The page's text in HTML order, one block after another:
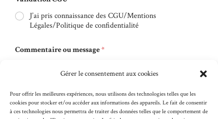
Gérer le consentement aux cookies
Pour offrir les meilleures expériences, nous utilisons des technologies telles que les
cookies pour stocker et/ou accéder aux informations des appareils. Le fait de consentir
à ces technologies nous permettra de traiter des données telles que le comportement de
J’ai pris connaissance des CGU/Mentions
Légales/Politique de confidentialité
Commentaire ou message*